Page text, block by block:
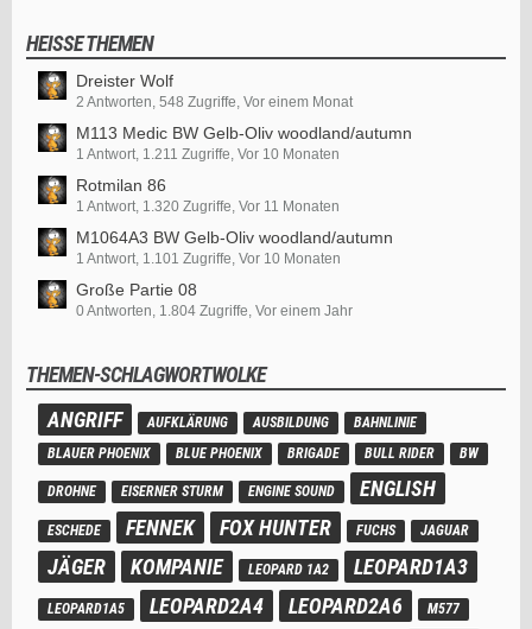
HEISSE THEMEN
Dreister Wolf
2 Antworten, 548 Zugriffe, Vor einem Monat
M113 Medic BW Gelb-Oliv woodland/autumn
1 Antwort, 1.211 Zugriffe, Vor 10 Monaten
Rotmilan 86
1 Antwort, 1.320 Zugriffe, Vor 11 Monaten
M1064A3 BW Gelb-Oliv woodland/autumn
1 Antwort, 1.101 Zugriffe, Vor 10 Monaten
Große Partie 08
0 Antworten, 1.804 Zugriffe, Vor einem Jahr
THEMEN-SCHLAGWORTWOLKE
ANGRIFF
AUFKLÄRUNG AUSBILDUNG
BAHNLINIE
BLAUER PHOENIX
BLUE PHOENIX BRIGADE BULL RIDER BW
DROHNE EISERNER STURM ENGINE SOUND ENGLISH
ESCHEDE FENNEK FOX HUNTER FUCHS JAGUAR
JÄGER KOMPANIE LEOPARD 1A2 LEOPARD1A3
LEOPARD1A5 LEOPARD2A4 LEOPARD2A6 M577